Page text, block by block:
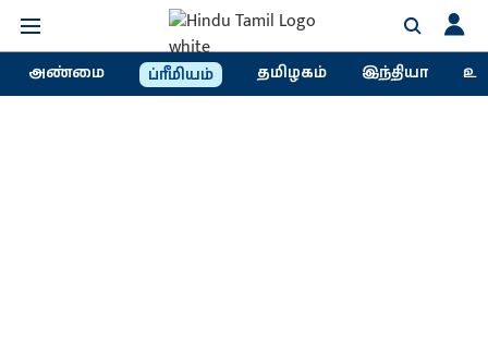
அண்மை ப்ரீமியம் தமிழகம் இந்தியா